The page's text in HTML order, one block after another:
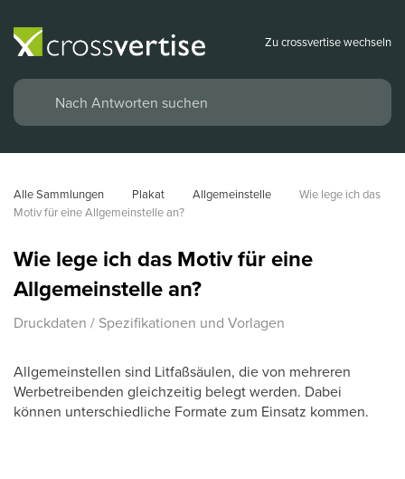
Zu crossvertise wechseln
Alle Sammlungen Plakat Allgemeinstelle
Wie lege ich das
Motiv für eine Allgemeinstelle an?
Wie lege ich das Motiv für eine
Allgemeinstelle an?
Druckdaten / Spezifikationen und Vorlagen
Allgemeinstellen sind Litfaßsäulen, die von mehreren
Werbetreibenden gleichzeitig belegt werden. Dabei
können unterschiedliche Formate zum Einsatz kommen.